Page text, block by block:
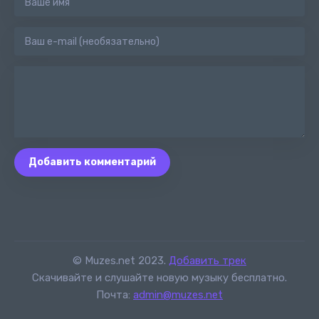
Добавить комментарий
© Muzes.net 2023. Добавить трек
Скачивайте и слушайте новую музыку бесплатно.
Почта: admin@muzes.net